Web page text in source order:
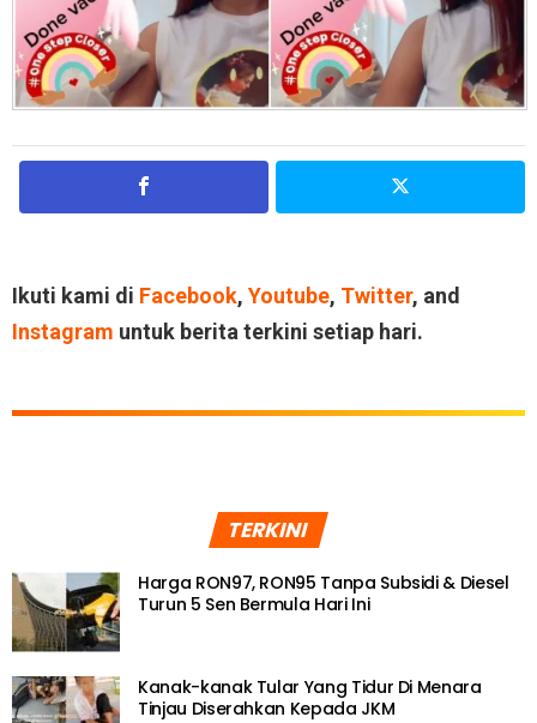
Ikuti kami di Facebook, Youtube, Twitter, and
Instagram untuk berita terkini setiap hari.
TERKINI
Harga RON97, RON95 Tanpa Subsidi & Diesel
Turun 5 Sen Bermula Hari Ini
Kanak-kanak Tular Yang Tidur Di Menara
Tinjau Diserahkan Kepada JKM